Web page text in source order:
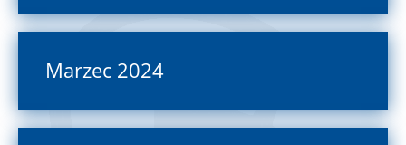
Marzec 2024